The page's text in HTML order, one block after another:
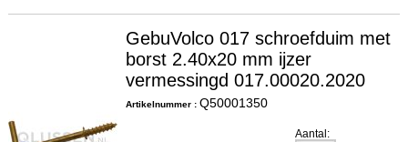
GebuVolco 017 schroefduim met
borst 2.40x20 mm ijzer
vermessingd 017.00020.2020
Artikelnummer : Q50001350
Aantal: